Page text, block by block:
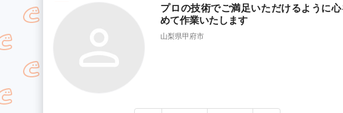
プロの技術でご満足いただけるように
めて作業いたします
山梨県甲府市